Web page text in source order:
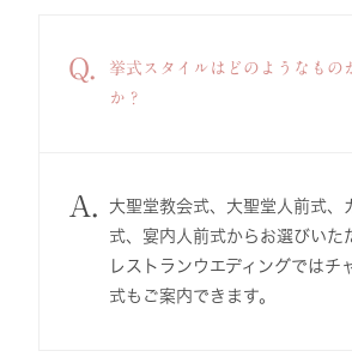
Q.
挙式スタイルはどのようなもの
か？
A.
大聖堂教会式、大聖堂人前式、
式、宴内人前式からお選びいた
レストランウエディングではチ
式もご案内できます。